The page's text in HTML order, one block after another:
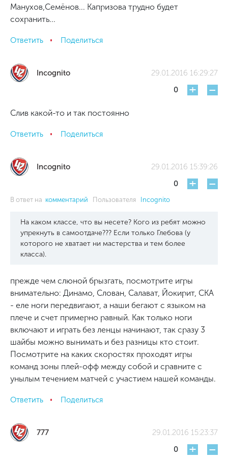
Манухов,Семёнов... Капризова трудно будет
сохранить...
Ответить Поделиться
Incognito
29.01.2016 16:29:27
0
+ -
Слив какой-то и так постоянно
Ответить Поделиться
Incognito
29.01.2016 15:39:26
0
+ -
В ответ на комментарий Пользователя Incognito
На каком классе, что вы несете? Кого из ребят можно
упрекнуть в самоотдаче??? Если только Глебова (у
которого не хватает ни мастерства и тем более
класса).
прежде чем слюной брызгать, посмотрите игры
внимательно: Динамо, Слован, Салават, Йокирит, СКА
- еле ноги передвигают, а наши бегают с языком на
плече и счет примерно равный. Как только ноги
включают и играть без ленцы начинают, так сразу 3
шайбы можно вынимать и без разницы кто стоит.
Посмотрите на каких скоростях проходят игры
команд зоны плей-офф между собой и сравните с
унылым течением матчей с участием нашей команды.
Ответить Поделиться
777
29.01.2016 15:23:37
0
+ -